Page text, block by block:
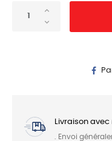
Livraison
. Envoi